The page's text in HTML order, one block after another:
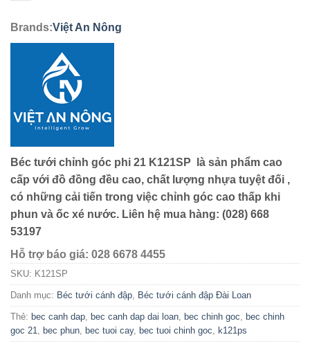
Brands:Việt An Nông
Béc tưới chỉnh góc phi 21 K121SP là sản phẩm cao
cấp với đồ đồng đều cao, chất lượng nhựa tuyệt đối ,
có những cải tiến trong việc chỉnh góc cao thấp khi
phun và ốc xé nước. Liên hệ mua hàng: (028) 668
53197
Hỗ trợ báo giá: 028 6678 4455
SKU: K121SP
Danh mục: Béc tưới cánh đập, Béc tưới cánh đập Đài Loan
Thẻ: bec canh dap, bec canh dap dai loan, bec chinh goc, bec chinh
goc 21, bec phun, bec tuoi cay, bec tuoi chinh goc, k121ps